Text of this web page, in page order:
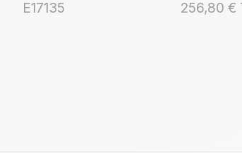
E17135 256,80 €